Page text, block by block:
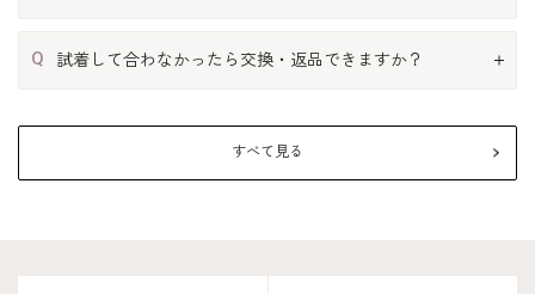
Q 試着して合わなかったら交換・返品できますか？
すべて見る